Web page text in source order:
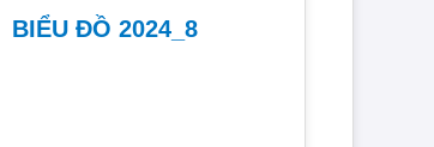
BIỂU ĐỒ 2024_8